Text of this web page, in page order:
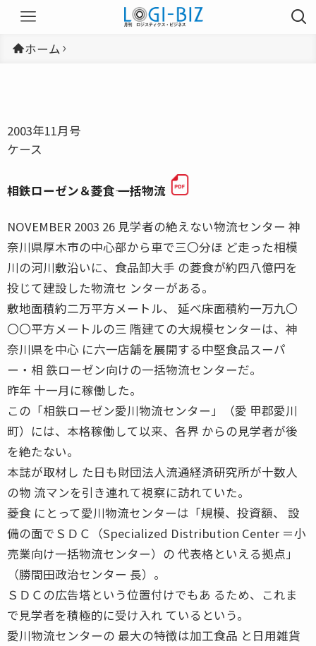
ホーム
2003年11月号
ケース
相鉄ローゼン＆菱食―― 一括物流
NOVEMBER 2003 26 見学者の絶えない物流センター 神
奈川県厚木市の中心部から車で三〇分ほ ど走った相模
川の河川敷沿いに、食品卸大手 の菱食が約四八億円を
投じて建設した物流セ ンターがある。
敷地面積約二万平方メートル、 延べ床面積約一万九〇
〇〇平方メートルの三 階建ての大規模センターは、神
奈川県を中心 に六一店舗を展開する中堅食品スーパ
ー・相 鉄ローゼン向けの一括物流センターだ。
昨年 十一月に稼働した。
この「相鉄ローゼン愛川物流センター」（愛 甲郡愛川
町）には、本格稼働して以来、各界 からの見学者が後
を絶たない。
本誌が取材し た日も財団法人流通経済研究所が十数人
の物 流マンを引き連れて視察に訪れていた。
菱食 にとって愛川物流センターは「規模、投資額、 設
備の面でＳＤＣ（Specialized Distribution Center ＝小
売業向け一括物流センター）の 代表格といえる拠点」
（勝間田政治センター 長）。
ＳＤＣの広告塔という位置付けでもあ るため、これま
で見学者を積極的に受け入れ ているという。
愛川物流センターの 最大の特徴は加工食品 と日用雑貨